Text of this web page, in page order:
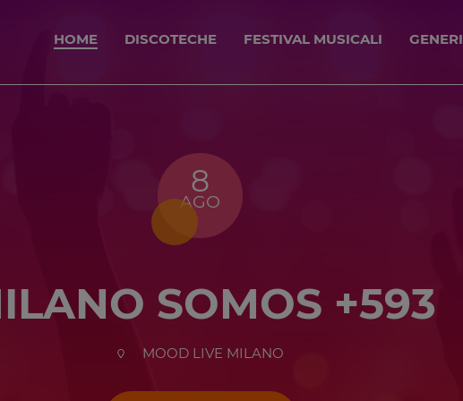
HOME DISCOTECHE FESTIVAL MUSICALI GENERI
8
AGO
SOMOS +593
MOOD LIVE MILANO